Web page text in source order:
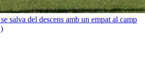
salva del descens amb un empat al camp